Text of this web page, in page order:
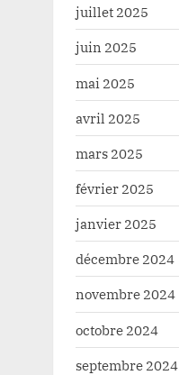
juillet 2025
juin 2025
mai 2025
avril 2025
mars 2025
février 2025
janvier 2025
décembre 2024
novembre 2024
octobre 2024
septembre 2024